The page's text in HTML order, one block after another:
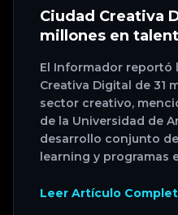
Ciudad Creativa
millones en
El Informador reportó
Creativa Digital de 31
sector creativo,
de la Universidad de
desarrollo conjunto
learning y programas
Leer Artículo